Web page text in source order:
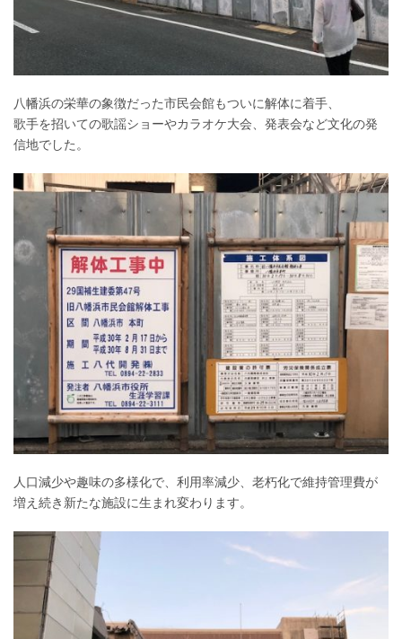
八幡浜の栄華の象徴だった市民会館もついに解体に着手、
歌手を招いての歌謡ショーやカラオケ大会、発表会など文化の発
信地でした。
人口減少や趣味の多様化で、利用率減少、老朽化で維持管理費が
増え続き新たな施設に生まれ変わります。